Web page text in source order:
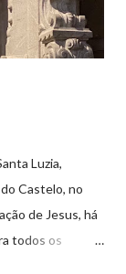
Luzia,
Castelo, no
de Jesus, há
todos os